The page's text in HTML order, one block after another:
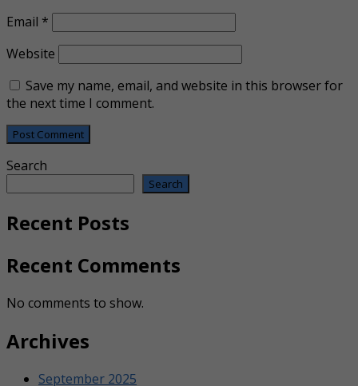
Email *
Website
Save my name, email, and website in this browser for
the next time I comment.
Search
Search
Recent Posts
Recent Comments
No comments to show.
Archives
September 2025